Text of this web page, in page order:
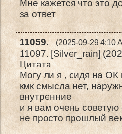
Мне кажется что это
за ответ
11059. (2025-09-29 4:10
11097. [Silver_rain]
Цитата
Могу ли я , сидя на ОК
кмк смысла нет,
внутренние
и я вам очень советую
не просто прошлый